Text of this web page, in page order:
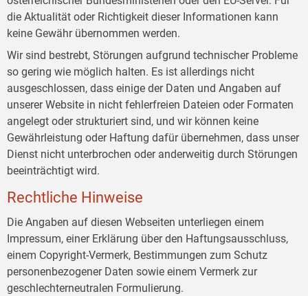
die Aktualität oder Richtigkeit dieser Informationen kann
keine Gewähr übernommen werden.
Wir sind bestrebt, Störungen aufgrund technischer Probleme
so gering wie möglich halten. Es ist allerdings nicht
ausgeschlossen, dass einige der Daten und Angaben auf
unserer Website in nicht fehlerfreien Dateien oder Formaten
angelegt oder strukturiert sind, und wir können keine
Gewährleistung oder Haftung dafür übernehmen, dass unser
Dienst nicht unterbrochen oder anderweitig durch Störungen
beeinträchtigt wird.
Rechtliche Hinweise
Die Angaben auf diesen Webseiten unterliegen einem
Impressum, einer Erklärung über den Haftungsausschluss,
einem Copyright-Vermerk, Bestimmungen zum Schutz
personenbezogener Daten sowie einem Vermerk zur
geschlechterneutralen Formulierung.